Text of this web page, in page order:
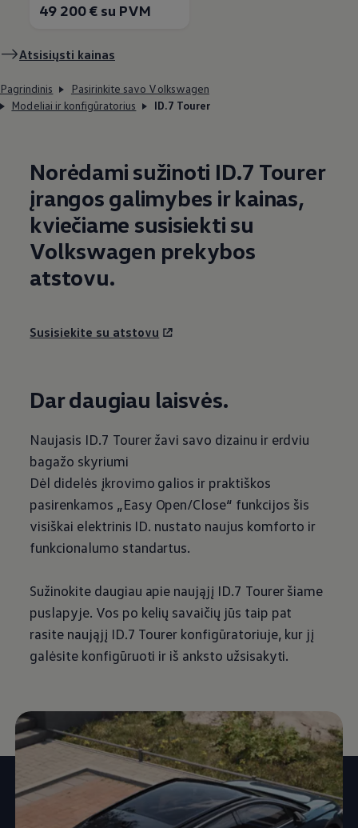
49 200 € su PVM
Atsisiųsti kainas
Pagrindinis
Pasirinkite savo Volkswagen
Modeliai ir konfigūratorius
ID.7 Tourer
Norėdami sužinoti ID.7 Tourer
įrangos galimybes ir kainas,
kviečiame susisiekti su
Volkswagen prekybos
atstovu.
Susisiekite su atstovu
Dar daugiau laisvės.
Naujasis ID.7 Tourer žavi savo dizainu ir erdviu
bagažo skyriumi
Dėl didelės įkrovimo galios ir praktiškos
pasirenkamos „Easy Open/Close“ funkcijos šis
visiškai elektrinis ID. nustato naujus komforto ir
funkcionalumo standartus.
Sužinokite daugiau apie naująjį ID.7 Tourer šiame
puslapyje. Vos po kelių savaičių jūs taip pat
rasite naująjį ID.7 Tourer konfigūratoriuje, kur jį
galėsite konfigūruoti ir iš anksto užsisakyti.